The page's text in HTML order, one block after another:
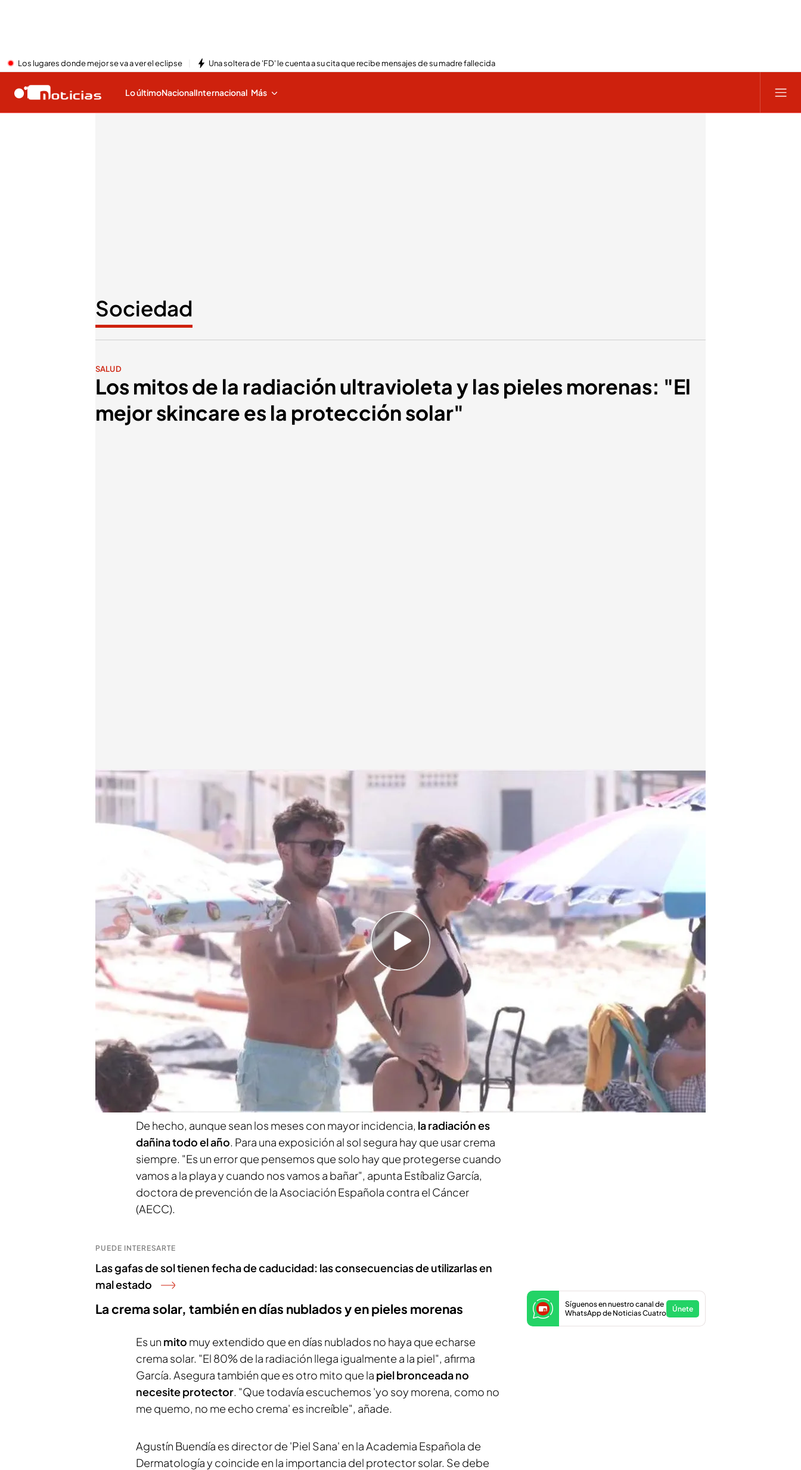
Los lugares donde mejor se va a ver el eclipse Una soltera de 'FD' le cuenta a su cita que recibe mensajes de su madre fallecida
Lo últimoNacionalInternacional Más
Sociedad
SALUD
Los mitos de la radiación ultravioleta y las pieles morenas: "El
mejor skincare es la protección solar"
El sol produce melanomas, un tipo de cáncer IMAGEN: Noticias Cuatro
Los expertos desmontan mitos relacionados con la crema solar y las
El cáncer de piel y su forma de actuar en función del sexo: revisar el
cuerpo, clave para detectar melanomas
Compartir
Ola de calor, mes de vacaciones para muchos y un sol que brilla. Es casi
imposible no acabar acercándose a alguna
playa o piscina
durante estos
días para refrescarse un poco y pasar un buen rato. Estos lugares están
libres de calor, pero no de la
radiación ultravioleta, que es altísima en esta
época del año.Silvia Asiain y Patricia Vázquez informan en el vídeode
cuáles son los
consejos de los expertospara protegerse.
De hecho, aunque sean los meses con mayor incidencia, la radiación es
dañina todo el año. Para una exposición al sol segura hay que usar crema
siempre. "Es un error que pensemos que solo hay que protegerse cuando
vamos a la playa y cuando nos vamos a bañar", apunta Estíbaliz García,
doctora de prevención de la Asociación Española contra el Cáncer
(AECC).
PUEDE INTERESARTE
Las gafas de sol tienen fecha de caducidad: las consecuencias de utilizarlas en
mal estado
La crema solar, también en días nublados y en pieles morenas
Es un mito muy extendido que en días nublados no haya que echarse
crema solar. "El 80% de la radiación llega igualmente a la piel", afirma
García. Asegura también que es otro mito que la piel bronceada no
necesite protector. "Que todavía escuchemos 'yo soy morena, como no
me quemo, no me echo crema' es increíble", añade.
Agustín Buendía es director de 'Piel Sana' en la Academia Española de
Dermatología y coincide en la importancia del protector solar. Se debe
Síguenos en nuestro canal de
WhatsApp de Noticias Cuatro
Únete